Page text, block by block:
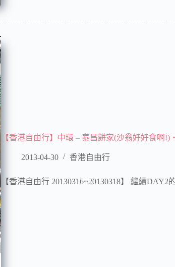
【香港自由行】中環 – 泰昌餅家(沙翁好好食啊
2013-04-30 香港自由行
【香港自由行 20130316~20130318】 繼續DAY2